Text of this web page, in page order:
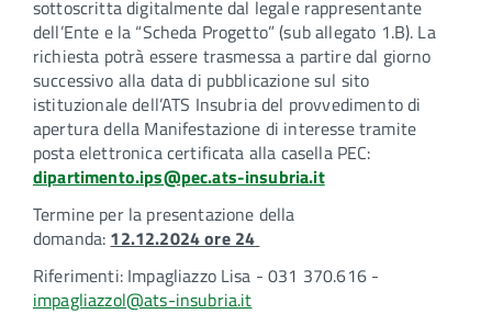
sottoscritta digitalmente dal legale rappresentante
dell’Ente e la “Scheda Progetto” (sub allegato 1.B). La
richiesta potrà essere trasmessa a partire dal giorno
successivo alla data di pubblicazione sul sito
istituzionale dell’ATS Insubria del provvedimento di
apertura della Manifestazione di interesse tramite
posta elettronica certificata alla casella PEC:
dipartimento.ips@pec.ats-insubria.it
Termine per la presentazione della
domanda: 12.12.2024 ore 24
Riferimenti: Impagliazzo Lisa - 031 370.616 -
impagliazzol@ats-insubria.it